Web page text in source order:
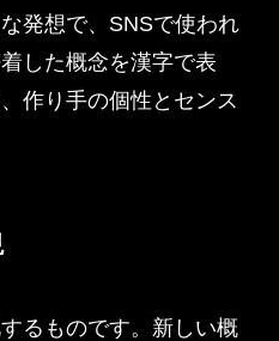
発想で、SNSで使われ
した概念を漢字で表
作り手の個性とセンス
るものです。新しい概